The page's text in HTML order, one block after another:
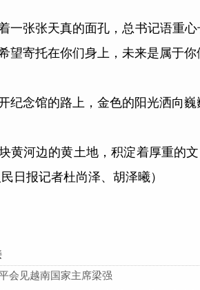
张张天真的面孔，总书记语重心
望寄托在你们身上，未来是属于
念馆的路上，金色的阳光洒向巍
河边的黄土地，积淀着厚重的文
日报记者杜尚泽、胡泽曦）
会见越南国家主席梁强